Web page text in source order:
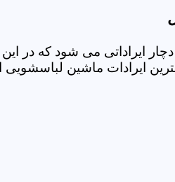
ایراداتی می شود که در
ایرادات ماشین لباسشویی